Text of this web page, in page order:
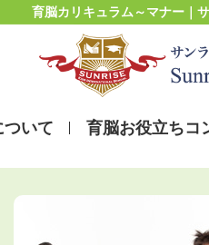
育脳カリキュラム～マナー｜
いて 育脳お役立ちコ